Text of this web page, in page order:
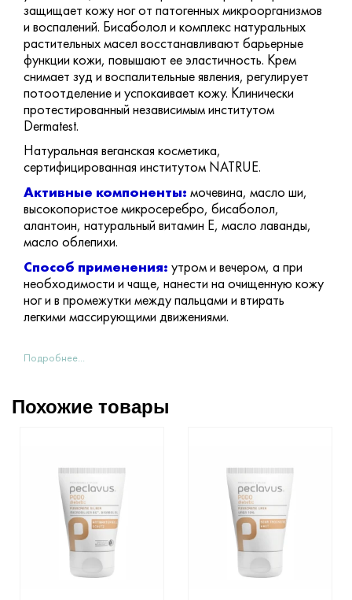
защищает кожу ног от патогенных микроорганизмов
и воспалений. Бисаболол и комплекс натуральных
растительных масел восстанавливают барьерные
функции кожи, повышают ее эластичность. Крем
снимает зуд и воспалительные явления, регулирует
потоотделение и успокаивает кожу. Клинически
протестированный независимым институтом
Dermatest.
Натуральная веганская косметика,
сертифицированная институтом NATRUE.
Активные компоненты: мочевина, масло ши,
высокопористое микросеребро, бисаболол,
алантоин, натуральный витамин Е, масло лаванды,
масло облепихи.
Способ применения: утром и вечером, а при
необходимости и чаще, нанести на очищенную кожу
ног и в промежутки между пальцами и втирать
легкими массирующими движениями.
Подробнее...
Похожие товары